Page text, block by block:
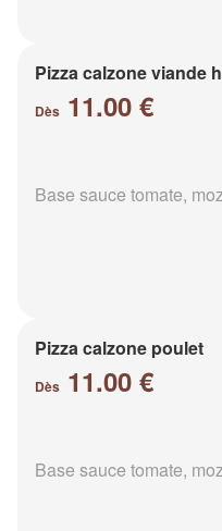
Pizza calzone viande
Dès 11.00 €
Base sauce tomate,
Pizza calzone poulet
Dès 11.00 €
Base sauce tomate,